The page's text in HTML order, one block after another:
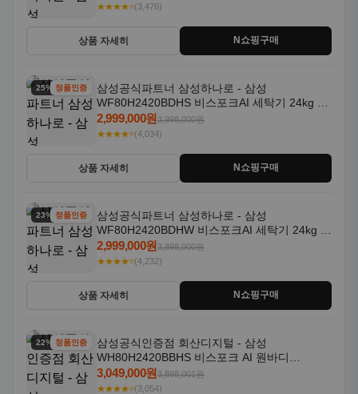
★★★★⭐(3,476)
상품 자세히 N쇼핑구매
25% 할인정품인증
삼성공식파트너 삼성하나로 - 삼성
WF80H2420BDHS 비스포크AI 세탁기 24kg 건
조기 20kg 세제자동투입
2,999,000원3,998,000원
★★★★⭐(4,034)
상품 자세히 N쇼핑구매
23% 할인정품인증
삼성공식파트너 삼성하나로 - 삼성
WF80H2420BDHW 비스포크AI 세탁기 24kg 건
조기 20kg 세제자동투입
2,999,000원3,898,000원
★★★★⭐(4,232)
상품 자세히 N쇼핑구매
22% 할인정품인증
삼성공식인증점 회산디지털 - 삼성
WH80H2420BBHS 비스포크 AI 원바디
24kg+20kg 세제자동투입 1등급
3,049,000원3,898,001원
★★★★⭐(3,054)